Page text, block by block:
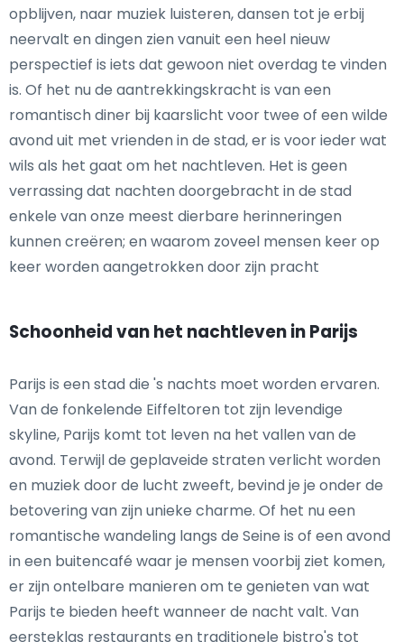
opblijven, naar muziek luisteren, dansen tot je erbij
neervalt en dingen zien vanuit een heel nieuw
perspectief is iets dat gewoon niet overdag te vinden
is. Of het nu de aantrekkingskracht is van een
romantisch diner bij kaarslicht voor twee of een wilde
avond uit met vrienden in de stad, er is voor ieder wat
wils als het gaat om het nachtleven. Het is geen
verrassing dat nachten doorgebracht in de stad
enkele van onze meest dierbare herinneringen
kunnen creëren; en waarom zoveel mensen keer op
keer worden aangetrokken door zijn pracht
Schoonheid van het nachtleven in Parijs
Parijs is een stad die 's nachts moet worden ervaren.
Van de fonkelende Eiffeltoren tot zijn levendige
skyline, Parijs komt tot leven na het vallen van de
avond. Terwijl de geplaveide straten verlicht worden
en muziek door de lucht zweeft, bevind je je onder de
betovering van zijn unieke charme. Of het nu een
romantische wandeling langs de Seine is of een avond
in een buitencafé waar je mensen voorbij ziet komen,
er zijn ontelbare manieren om te genieten van wat
Parijs te bieden heeft wanneer de nacht valt. Van
eersteklas restaurants en traditionele bistro's tot